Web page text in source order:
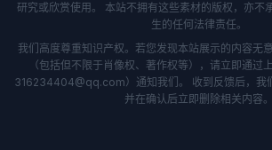
研究或欣赏使用。 本站不拥有这些素材的版权，亦不
生的任何法律责任。
我们高度尊重知识产权。若您发现本站展示的内容无
（包括但不限于肖像权、著作权等），请立即通过
316234404@qq.com）通知我们。 收到反馈后，我
并在确认后立即删除相关内容。